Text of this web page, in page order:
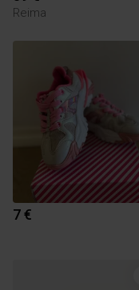
Reima
7 €